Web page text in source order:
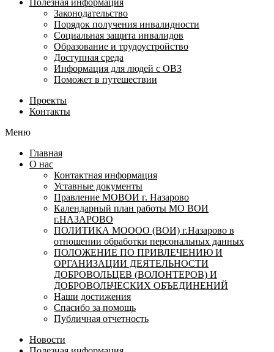
Полезная информация
Законодательство
Порядок получения инвалидности
Социальная защита инвалидов
Образование и трудоустройство
Доступная среда
Информация для людей с ОВЗ
Поможет в путешествии
Проекты
Контакты
Меню
Главная
О нас
Контактная информация
Уставные документы
Правление МОВОИ г. Назарово
Календарный план работы МО ВОИ
г.НАЗАРОВО
ПОЛИТИКА МОООО (ВОИ) г.Назарово в
отношении обработки персональных данных
ПОЛОЖЕНИЕ ПО ПРИВЛЕЧЕНИЮ И
ОРГАНИЗАЦИИ ДЕЯТЕЛЬНОСТИ
ДОБРОВОЛЬЦЕВ (ВОЛОНТЕРОВ) И
ДОБРОВОЛЬЧЕСКИХ ОБЪЕДИНЕНИЙ
Наши достижения
Спасибо за помощь
Публичная отчетность
Новости